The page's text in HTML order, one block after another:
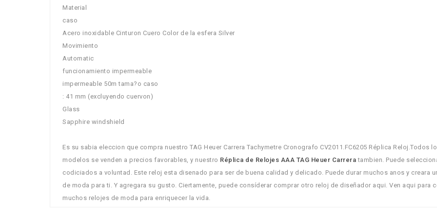
Material
caso
Acero inoxidable Cinturon Cuero Color de la esfera Silver
Movimiento
Automatic
funcionamiento impermeable
impermeable 50m tama?o caso
: 41 mm (excluyendo cuervon)
Glass
Sapphire windshield
Es su sabia eleccion que compra nuestro TAG Heuer Carrera Tachymetre Cronografo CV2011.FC6205 Réplica Reloj.Todos
modelos se venden a precios favorables, y nuestro Réplica de Relojes AAA TAG Heuer Carreratambien. Puede
codiciados a voluntad. Este reloj esta disenado para ser de buena calidad y delicado. Puede durar muchos anos y creara
de moda para ti. Y agregara su gusto. Ciertamente, puede consíderar comprar otro reloj de diseñador aqui. Ven aqui para
muchos relojes de moda para enriquecer la vida.